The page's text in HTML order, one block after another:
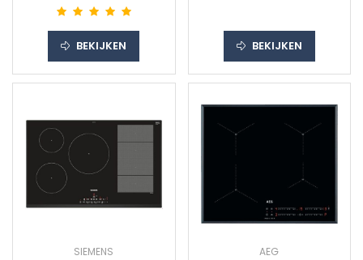
BEKIJKEN BEKIJKEN
SIEMENS AEG